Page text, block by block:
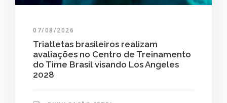
07/08/2026
Triatletas brasileiros realizam
avaliações no Centro de Treinamento
do Time Brasil visando Los Angeles
2028